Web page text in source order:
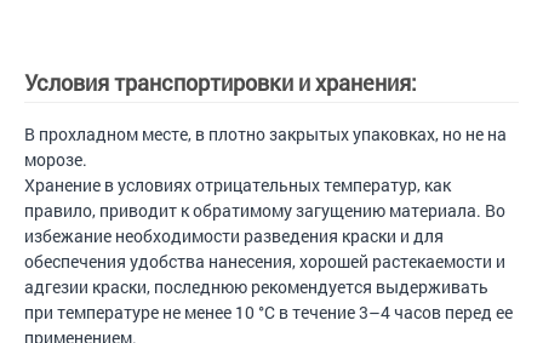
Условия транспортировки и хранения:
В прохладном месте, в плотно закрытых упаковках, но не на
морозе.
Хранение в условиях отрицательных температур, как
правило, приводит к обратимому загущению материала. Во
избежание необходимости разведения краски и для
обеспечения удобства нанесения, хорошей растекаемости и
адгезии краски, последнюю рекомендуется выдерживать
при температуре не менее 10 °С в течение 3–4 часов перед ее
применением.